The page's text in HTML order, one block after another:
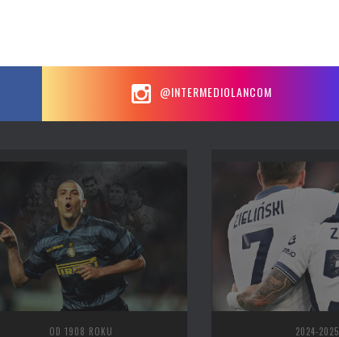
@INTERMEDIOLANCOM
OD 1908 ROKU 2024-2025